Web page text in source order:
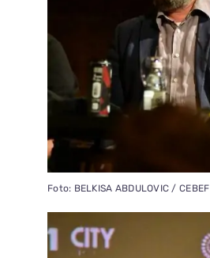
Foto: BELKISA ABDULOVIC / CEBEF